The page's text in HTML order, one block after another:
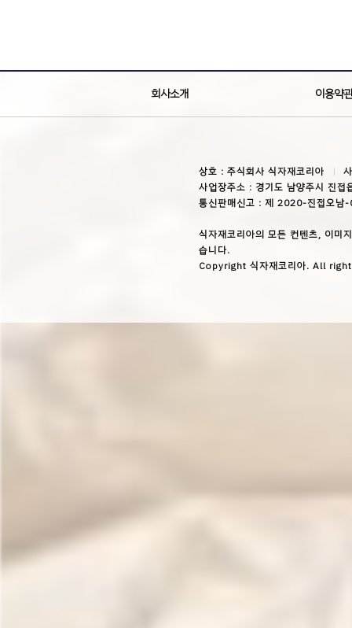
회사소개 이용약
상호 : 주식회사 식자재코리아
사업장주소 : 경기도 남양주시 진
통신판매신고 : 제 2020-진접오남
식자재코리아의 모든 컨텐츠, 이미
습니다.
Copyright 식자재코리아. All